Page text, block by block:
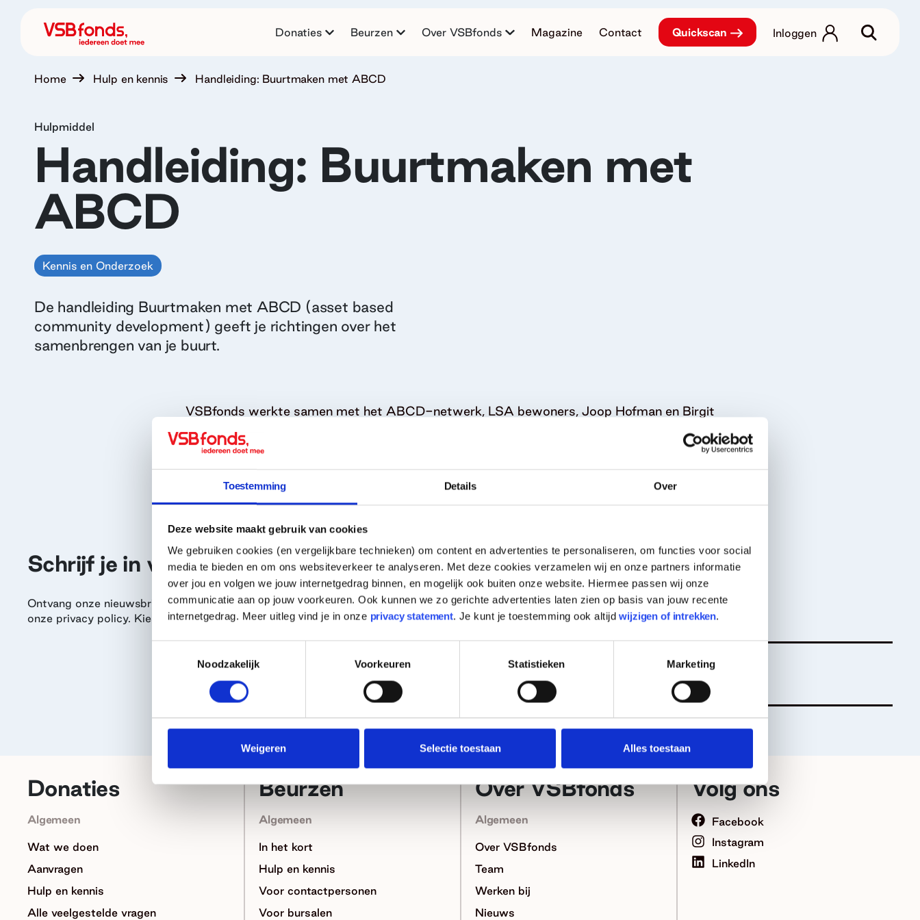
Toestemming Details Over
Deze website maakt gebruik van cookies
We gebruiken cookies (en vergelijkbare technieken) om content en advertenties te personaliseren, om functies voor social
media te bieden en om ons websiteverkeer te analyseren. Met deze cookies verzamelen wij en onze partners informatie
over jou en volgen we jouw internetgedrag binnen, en mogelijk ook buiten onze website. Hiermee passen wij onze
communicatie aan op jouw voorkeuren. Ook kunnen we zo gerichte advertenties laten zien op basis van jouw recente
internetgedrag. Meer uitleg vind je in onze privacy statement. Je kunt je toestemming ook altijd wijzigen of intrekken.
Noodzakelijk
Voorkeuren Statistieken Marketing
Weigeren Selectie toestaan Alles toestaan
Donaties Beurzen Over VSBfonds Magazine Contact Quickscan Inloggen
Home Hulp en kennis Handleiding: Buurtmaken met ABCD
Hulpmiddel
Handleiding: Buurtmaken met
ABCD
Kennis en Onderzoek
De handleiding Buurtmaken met ABCD (asset based
community development) geeft je richtingen over het
samenbrengen van je buurt.
VSBfonds werkte samen met het ABCD-netwerk, LSA bewoners, Joop Hofman en Birgit
Bekijk handleiding Buurtmaken met ABCD
Schrijf je in voor onze nieuwsbrief
Ontvang onze nieuwsbrief, vol inspiratie en tips. Daarmee ga je akkoord met
onze privacy policy. Kies één of twee thema's.
Kunst & Cultuur Mens & Maatschappij
Jouw e-mailadres
Voornaam Achternaam
Donaties
Algemeen
Wat we doen
Aanvragen
Hulp en kennis
Alle veelgestelde vragen
Beurzen
Algemeen
In het kort
Hulp en kennis
Voor contactpersonen
Voor bursalen
Over VSBfonds
Algemeen
Over VSBfonds
Team
Werken bij
Nieuws
Volg ons
Facebook
Instagram
LinkedIn